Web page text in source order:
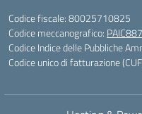
Codice fiscale: 80025710825
Codice meccanografico:
Codice Indice delle Pubbliche
Codice unico di fatturazione